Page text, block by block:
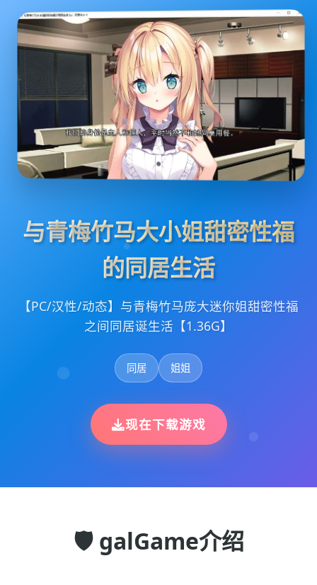
与青梅竹马大小姐甜密性福
的同居生活
【PC/汉性/动态】与青梅竹马庞大迷你姐甜密性福
之间同居诞生活【1.36G】
同居 姐姐
现在下载游戏
🛡️ galGame介绍